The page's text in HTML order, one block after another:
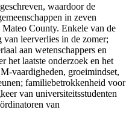
waardoor de
in zeven
County. Enkele van de
leerverlies in de zomer;
aan wetenschappers en
het laatste onderzoek en het
vaardigheden, groeimindset,
familiebetrokkenheid voor
van universiteitsstudenten
van